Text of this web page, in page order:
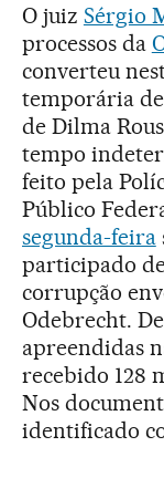
O juiz Sérgio
processos da
converteu
temporária
de Dilma
tempo
feito pela
Público
segunda-feira
participado
corrupção
Odebrecht.
apreendidas
recebido 128
Nos
identificado